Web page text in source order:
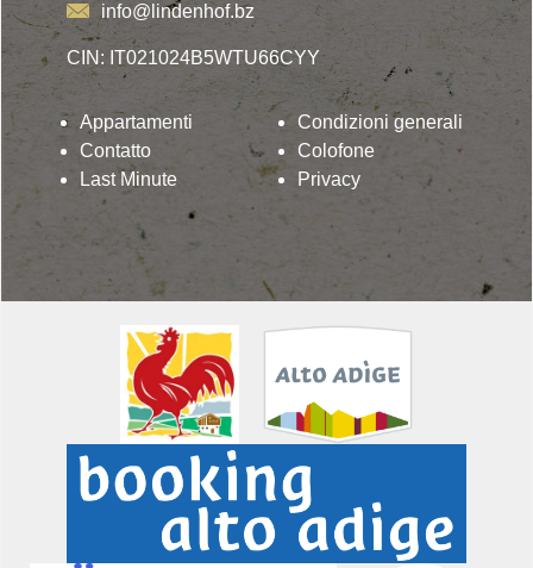
info@lindenhof.bz
CIN: IT021024B5WTU66CYY
Appartamenti
Contatto
Last Minute
Condizioni generali
Colofone
Privacy
Lindenhof